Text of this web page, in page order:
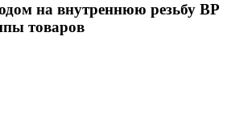
на внутреннюю резьбу ВР
товаров